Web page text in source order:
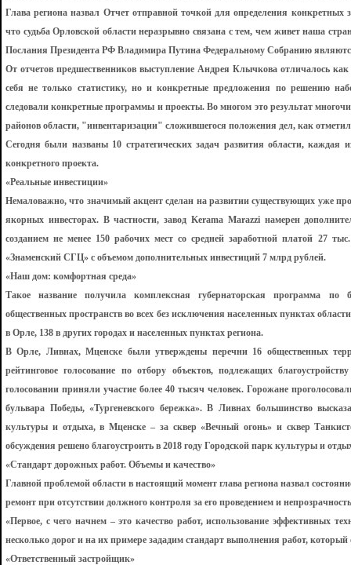
Глава региона назвал Отчет отправной точкой для определения конкретных
что судьба Орловской области неразрывно связана с тем, чем живет наша
Послания Президента РФ Владимира Путина Федеральному Собранию
От отчетов предшественников выступление Андрея Клычкова отличалось
себя не только статистику, но и конкретные предложения по решению
следовали конкретные программы и проекты. Во многом это результат
районов области, "инвентаризации" сложившегося положения дел, как
Сегодня были названы 10 стратегических задач развития области,
конкретного проекта.
«Реальные инвестиции»
Немаловажно, что значимый акцент сделан на развитии существующих уже
якорных инвесторах. В частности, завод Kerama Marazzi намерен
созданием не менее 150 рабочих мест со средней заработной платой 27
«Знаменский СГЦ» с объемом дополнительных инвестиций 7 млрд рублей.
«Наш дом: комфортная среда»
Такое название получила комплексная губернаторская программа по
общественных пространств во всех без исключения населенных пунктах
в Орле, 138 в других городах и населенных пунктах региона.
В Орле, Ливнах, Мценске были утверждены перечни 16 общественных
рейтинговое голосование по отбору объектов, подлежащих
голосовании приняли участие более 40 тысяч человек. Горожане
бульвара Победы, «Тургеневского бережка». В Ливнах большинство
культуры и отдыха, в Мценске – за сквер «Вечный огонь» и сквер
обсуждения решено благоустроить в 2018 году Городской парк культуры и
«Стандарт дорожных работ. Объемы и качество»
Главной проблемой области в настоящий момент глава региона назвал
ремонт при отсутствии должного контроля за его проведением и
«Первое, с чего начнем – это качество работ, использование эффективных
несколько дорог и на их примере зададим стандарт выполнения работ,
«Ответственный застройщик»